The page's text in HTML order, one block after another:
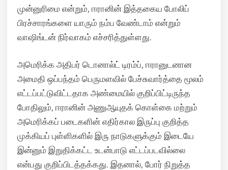
முன்னுரிமை என்றும், ஈரானின் இத்தகைய போலிப்
பிரச்சாரங்களை யாரும் நம்ப வேண்டாம் என்றும்
வாஷிங்டன் நிர்வாகம் எச்சரித்துள்ளது.
அமெரிக்க அதிபர் டொனால்ட் டிரம்ப், ஈரானுடனான
அமைதி ஒப்பந்தம் பெருமளவில் பேச்சுவார்த்தை மூலம்
எட்டப்பட்டுவிட்டதாக அண்மையில் குறிப்பிட்டிருந்த
போதிலும், ஈரானின் அணுஆயுதக் கொள்கை மற்றும்
அமெரிக்கப் படைகளின் எதிர்கால இருப்பு குறித்த
முக்கியப் புள்ளிகளில் இரு நாடுகளுக்கும் இடையே
இன்னும் இறுதிக்கட்ட உடன்பாடு எட்டப்படவில்லை
என்பது குறிப்பிடத்தக்கது. இதனால், போர் நிறுத்த